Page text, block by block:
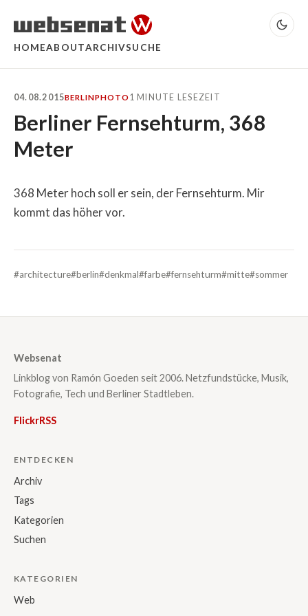
HOMEABOUTARCHIVSUCHE
04.08.2015BERLINPHOTO 1 MINUTE LESEZEIT
Berliner Fernsehturm, 368
Meter
368 Meter hoch soll er sein, der Fernsehturm. Mir
kommt das höher vor.
#architecture#berlin#denkmal#farbe#fernsehturm#mitte#sommer
Websenat
Linkblog von Ramón Goeden seit 2006. Netzfundstücke, Musik,
Fotografie, Tech und Berliner Stadtleben.
FlickrRSS
ENTDECKEN
Archiv
Tags
Kategorien
Suchen
KATEGORIEN
Web